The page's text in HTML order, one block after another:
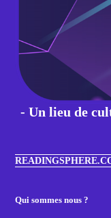
- Un lieu de
Qui sommes nous ?